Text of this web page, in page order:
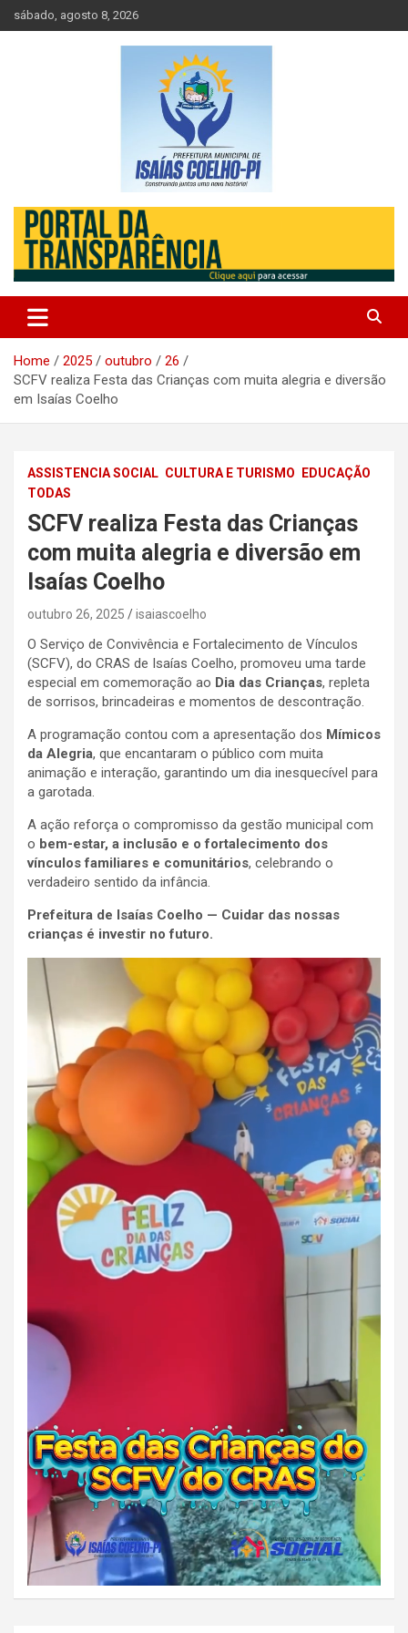
Skip
to
sábado, agosto 8, 2026
Prefeitura Municipal de Isaias
Coelho
Home 2025 outubro
26
SCFV realiza Festa das Crianças com muita alegria e diversão
em Isaías Coelho
ASSISTENCIA SOCIAL CULTURA E TURISMO
EDUCAÇÃO
TODAS
SCFV realiza Festa das Crianças
com muita alegria e diversão em
Isaías Coelho
outubro 26, 2025 isaiascoelho
O Serviço de Convivência e Fortalecimento de Vínculos
(SCFV), do CRAS de Isaías Coelho, promoveu uma tarde
especial em comemoração ao Dia das Crianças, repleta
de sorrisos, brincadeiras e momentos de descontração.
A programação contou com a apresentação dos Mímicos
da Alegria, que encantaram o público com muita
animação e interação, garantindo um dia inesquecível para
a garotada.
A ação reforça o compromisso da gestão municipal com
o bem-estar, a inclusão e o fortalecimento dos
vínculos familiares e comunitários, celebrando o
verdadeiro sentido da infância.
Prefeitura de Isaías Coelho — Cuidar das nossas
crianças é investir no futuro.